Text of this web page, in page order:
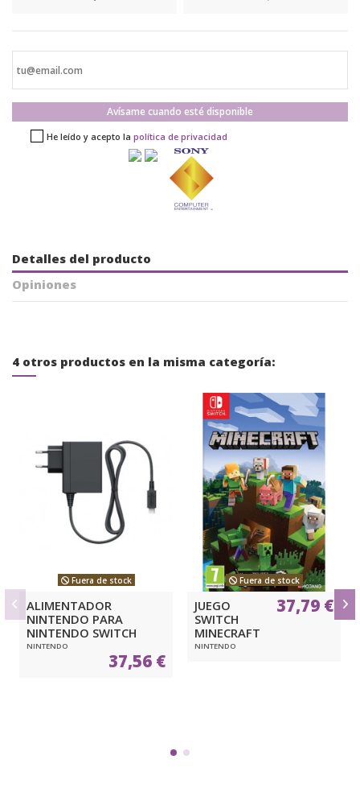
Avísame cuando esté disponible
He leído y acepto la política de privacidad
Detalles del producto
Opiniones
4 otros productos en la misma categoría:
Fuera de stock
ALIMENTADOR
NINTENDO PARA
NINTENDO SWITCH
NINTENDO
37,56 €
Fuera de stock
JUEGO
SWITCH
MINECRAFT
NINTENDO
37,79 €